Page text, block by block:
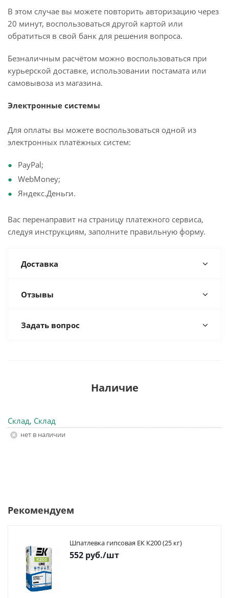
В этом случае вы можете повторить авторизацию через
20 минут, воспользоваться другой картой или
обратиться в свой банк для решения вопроса.
Безналичным расчётом можно воспользоваться при
курьерской доставке, использовании постамата или
самовывоза из магазина.
Электронные системы
Для оплаты вы можете воспользоваться одной из
электронных платёжных систем:
PayPal;
WebMoney;
Яндекс.Деньги.
Вас перенаправит на страницу платежного сервиса,
следуя инструкциям, заполните правильную форму.
Доставка
Отзывы
Задать вопрос
Наличие
Склад, Склад
Нет в наличии
Рекомендуем
Шпатлевка гипсовая ЕК К200 (25 кг)
552 руб./шт